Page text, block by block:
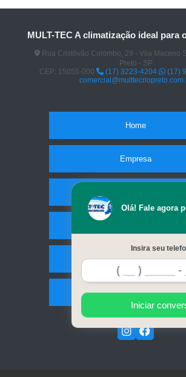
MULT-TEC A climatização ideal para
Rua Cristóvão Colombo, 29 - Vila Maceno
Preto - SP
CEP: 15055-000
(17) 3223-4204
(17)
Home
Empresa
Contato
Mapa do site
Olá! Fale agora
Insira seu
Iniciar